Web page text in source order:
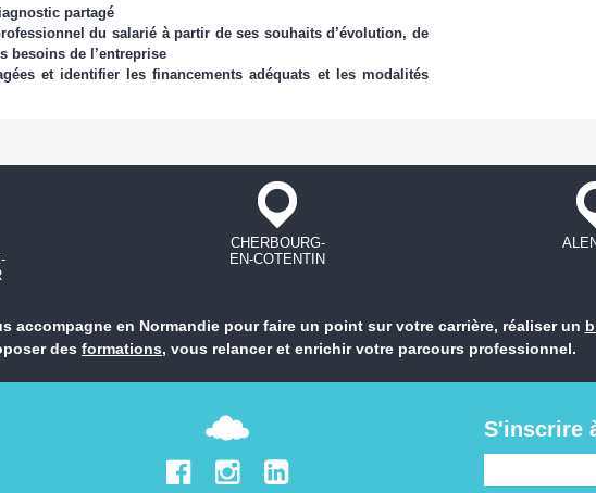
partagé
du salarié à partir de ses souhaits d’évolution, de
besoins de l’entreprise
et identifier les financements adéquats et les modalités
CHERBOURG-
EN-COTENTIN
accompagne en Normandie pour faire un point sur votre carrière, réaliser un
des formations, vous relancer et enrichir votre parcours professionnel.
S'inscrire